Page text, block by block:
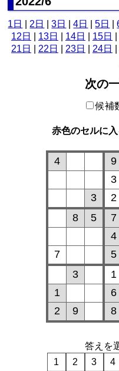
1日 2日 |3日 |4日 |5日 |
12日
13日 14日 15日
21日
22日 23日 24日
次の
候補
赤色のセルに
4 9
3
3
2
8
5 7
4
7
5
3
1
1
6
2
9 8
答えを
1
2 3 4